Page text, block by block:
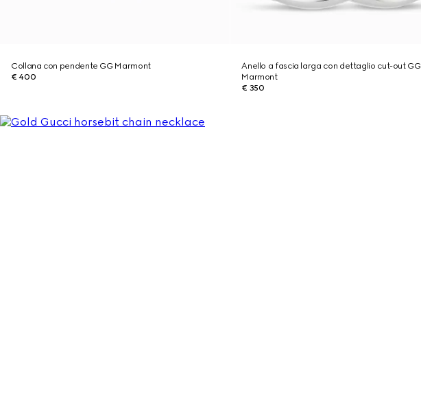
Collana con pendente GG Marmont
€ 400
Anello a fascia larga con dettaglio cut-out GG
Marmont
€ 350